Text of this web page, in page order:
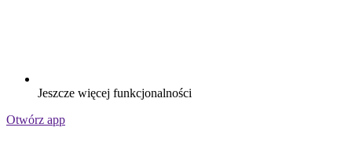
Jeszcze więcej funkcjonalności
Otwórz app